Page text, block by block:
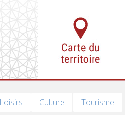
Loisirs Culture
Tourisme